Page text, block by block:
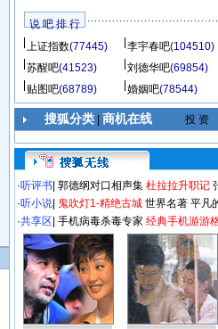
说 吧 排 行
上证指数(77445) 李宇春吧(104510)
苏醒吧(41523) 刘德华吧(69854)
贴图吧(68789) 婚姻吧(78544)
搜狐分类| 商机在线 投 资
·听评书 郭德纲对口相声集 杜拉拉升职记
·听小说 鬼吹灯1-精绝古城 世界名著 平凡
·共享区 手机病毒杀毒专家 经典手机游游